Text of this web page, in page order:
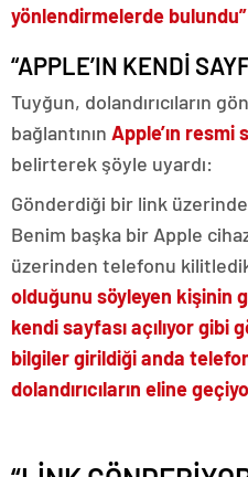
yönlendirmelerde bulundu”
“APPLE’IN KENDİ
Tuyğun, dolandırıcıların
bağlantının Apple’ın resmi
belirterek şöyle uyardı:
Gönderdiği bir link
Benim başka bir Apple
üzerinden telefonu
olduğunu söyleyen kişinin
kendi sayfası açılıyor gibi
bilgiler girildiği anda
dolandırıcıların eline